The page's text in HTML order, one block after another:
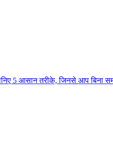
5 आसान तरीके, जिनसे आप बिना